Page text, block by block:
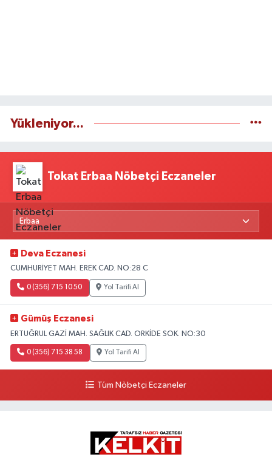
Yükleniyor...
Tokat Erbaa Nöbetçi Eczaneler
Deva Eczanesi
CUMHURİYET MAH. EREK CAD. NO:28 C
0 (356) 715 10 50 Yol Tarifi Al
Gümüş Eczanesi
ERTUĞRUL GAZİ MAH. SAĞLIK CAD. ORKİDE SOK. NO:30
0 (356) 715 38 58 Yol Tarifi Al
Tüm Nöbetçi Eczaneler